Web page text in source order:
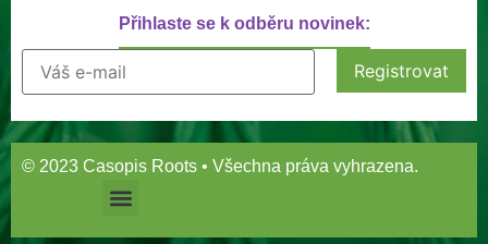
Přihlaste se k odběru novinek:
© 2023 Casopis Roots • Všechna práva vyhrazena.